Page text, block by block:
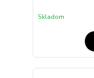
Skladom